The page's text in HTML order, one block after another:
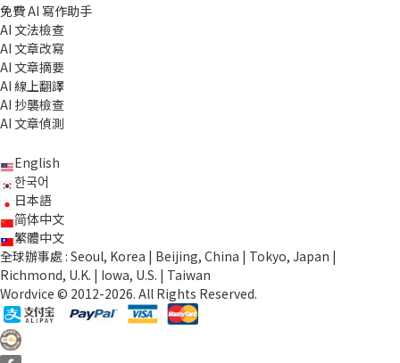
免費 AI 寫作助手
AI 文法檢查
AI 文章改寫
AI 文章摘要
AI 線上翻譯
AI 抄襲檢查
AI 文章偵測
English
한국어
日本語
简体中文
繁體中文
全球辦事處 : Seoul, Korea | Beijing, China | Tokyo, Japan |
Richmond, U.K. | Iowa, U.S. | Taiwan
Wordvice © 2012-2026. All Rights Reserved.